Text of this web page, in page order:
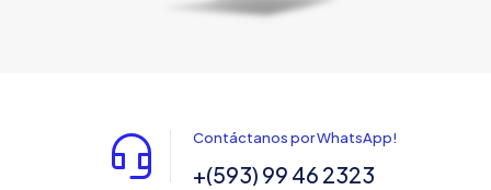
Contáctanos por WhatsApp!
+(593) 99 46 2323